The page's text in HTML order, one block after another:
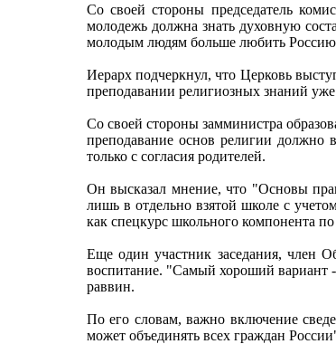
Со своей стороны председатель
молодежь должна знать духовную
молодым людям больше любить
Иерарх подчеркнул, что Церковь
преподавании религиозных знаний
Со своей стороны замминистра
преподавание основ религии должно
только с согласия родителей.
Он высказал мнение, что "Основы
лишь в отдельно взятой школе с
как спецкурс школьного компонента
Еще один участник заседания, член
воспитание. "Самый хороший вариант
раввин.
По его словам, важно включение
может объединять всех граждан